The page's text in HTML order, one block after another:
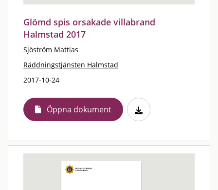
Glömd spis orsakade villabrand
Halmstad 2017
Sjöström Mattias
Räddningstjänsten Halmstad
2017-10-24
Öppna dokument